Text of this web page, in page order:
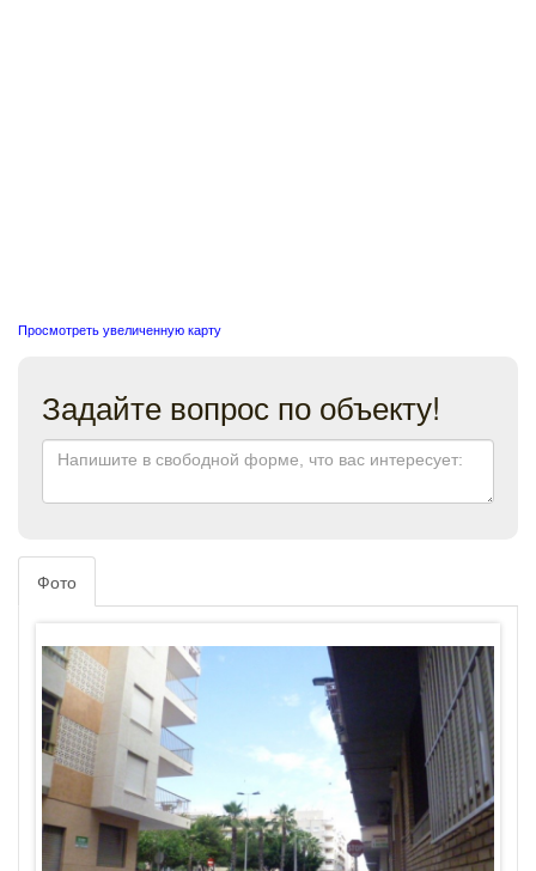
Просмотреть увеличенную карту
Задайте вопрос по объекту!
Фото